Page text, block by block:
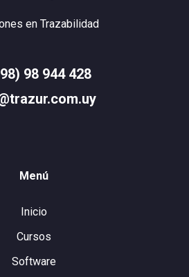
en Trazabilidad
98 944 428
Menú
Inicio
Cursos
Software